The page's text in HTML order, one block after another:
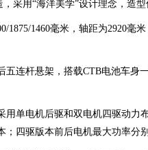
采用“海洋美学”设计理念，造
1875/1460毫米，轴距为2920毫
五连杆悬架，搭载CTB电池车身
用单电机后驱和双电机四驱动力
；四驱版本前后电机最大功率分